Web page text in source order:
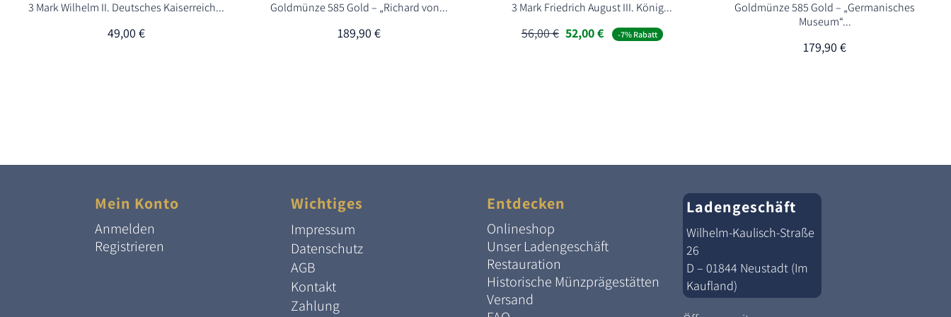
3 Mark Wilhelm II. Deutsches Kaiserreich...
49,00 €
Goldmünze 585 Gold – „Richard von...
189,90 €
3 Mark Friedrich August III. König...
56,00€ Ursprünglicher
Preis
52,00€Aktueller
Preis
-7% Rabatt
Goldmünze 585 Gold – „Germanisches
Museum“...
179,90€
Mein Konto
Anmelden
Registrieren
Wichtiges
Impressum
Datenschutz
AGB
Kontakt
Zahlung
Entdecken
Onlineshop
Unser Ladengeschäft
Restauration
Historische Münzprägestätten
Versand
Ladengeschäft
Wilhelm-Kaulisch-Straße
26
D – 01844 Neustadt (Im
Kaufland)